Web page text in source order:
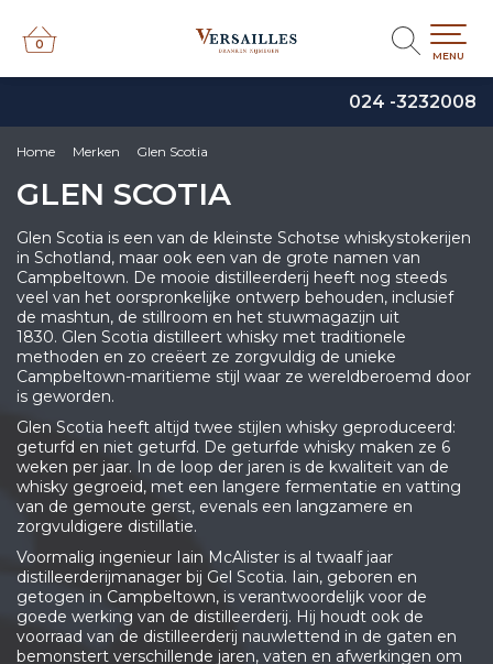
024 -3232008
0
0
MENU
Home Merken Glen Scotia
GLEN SCOTIA
Glen Scotia is een van de kleinste Schotse whiskystokerijen
in Schotland, maar ook een van de grote namen van
Campbeltown. De mooie distilleerderij heeft nog steeds
veel van het oorspronkelijke ontwerp behouden, inclusief
de mashtun, de stillroom en het stuwmagazijn uit
1830. Glen Scotia distilleert whisky met traditionele
methoden en zo creëert ze zorgvuldig de unieke
Campbeltown-maritieme stijl waar ze wereldberoemd door
is geworden.
Glen Scotia heeft altijd twee stijlen whisky geproduceerd:
geturfd en niet geturfd. De geturfde whisky maken ze 6
weken per jaar. In de loop der jaren is de kwaliteit van de
whisky gegroeid, met een langere fermentatie en vatting
van de gemoute gerst, evenals een langzamere en
zorgvuldigere distillatie.
Voormalig ingenieur Iain McAlister is al twaalf jaar
distilleerderijmanager bij Gel Scotia. Iain, geboren en
getogen in Campbeltown, is verantwoordelijk voor de
goede werking van de distilleerderij. Hij houdt ook de
voorraad van de distilleerderij nauwlettend in de gaten en
bemonstert verschillende jaren, vaten en afwerkingen om